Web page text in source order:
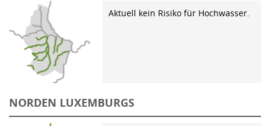
Aktuell kein Risiko für Hochwasser.
NORDEN LUXEMBURGS